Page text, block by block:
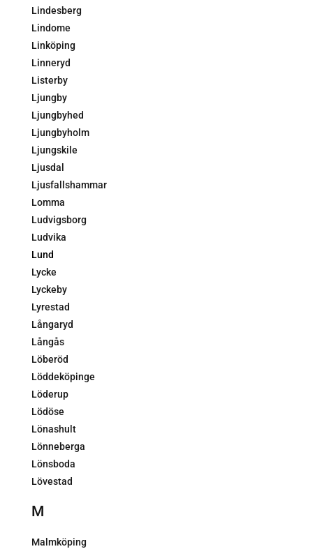
Lindesberg
Lindome
Linköping
Linneryd
Listerby
Ljungby
Ljungbyhed
Ljungbyholm
Ljungskile
Ljusdal
Ljusfallshammar
Lomma
Ludvigsborg
Ludvika
Lund
Lycke
Lyckeby
Lyrestad
Långaryd
Långås
Löberöd
Löddeköpinge
Löderup
Lödöse
Lönashult
Lönneberga
Lönsboda
Lövestad
M
Malmköping